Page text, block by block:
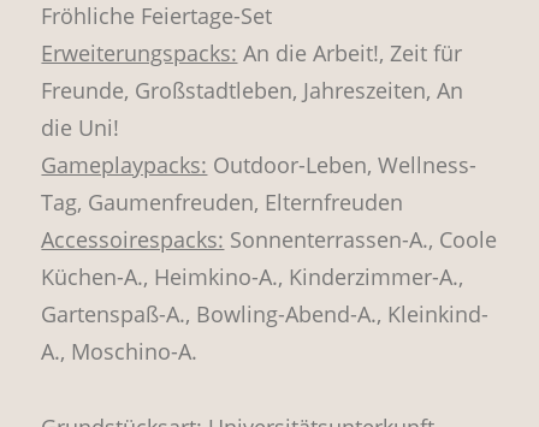
Fröhliche Feiertage-Set
Erweiterungspacks: An die Arbeit!, Zeit für
Freunde, Großstadtleben, Jahreszeiten, An
die Uni!
Gameplaypacks: Outdoor-Leben, Wellness-
Tag, Gaumenfreuden, Elternfreuden
Accessoirespacks: Sonnenterrassen-A., Coole
Küchen-A., Heimkino-A., Kinderzimmer-A.,
Gartenspaß-A., Bowling-Abend-A., Kleinkind-
A., Moschino-A.